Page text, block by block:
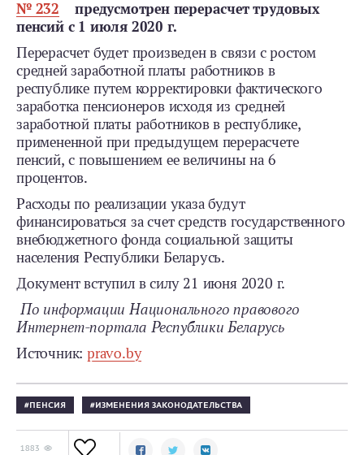
№ 232 предусмотрен перерасчет трудовых
пенсий с 1 июля 2020 г.
Перерасчет будет произведен в связи с ростом
средней заработной платы работников в
республике путем корректировки фактического
заработка пенсионеров исходя из средней
заработной платы работников в республике,
примененной при предыдущем перерасчете
пенсий, с повышением ее величины на 6
процентов.
Расходы по реализации указа будут
финансироваться за счет средств государственного
внебюджетного фонда социальной защиты
населения Республики Беларусь.
Документ вступил в силу 21 июня 2020 г.
По информации Национального правового
Интернет-портала Республики Беларусь
Источник:pravo.by
ПЕНСИЯ ИЗМЕНЕНИЯ ЗАКОНОДАТЕЛЬСТВА
1883